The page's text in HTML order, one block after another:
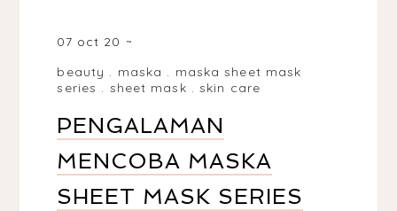
07 oct 20
beauty . maska . maska sheet mask
series . sheet mask .skin care
PENGALAMAN
MENCOBA MASKA
SHEET MASK SERIES